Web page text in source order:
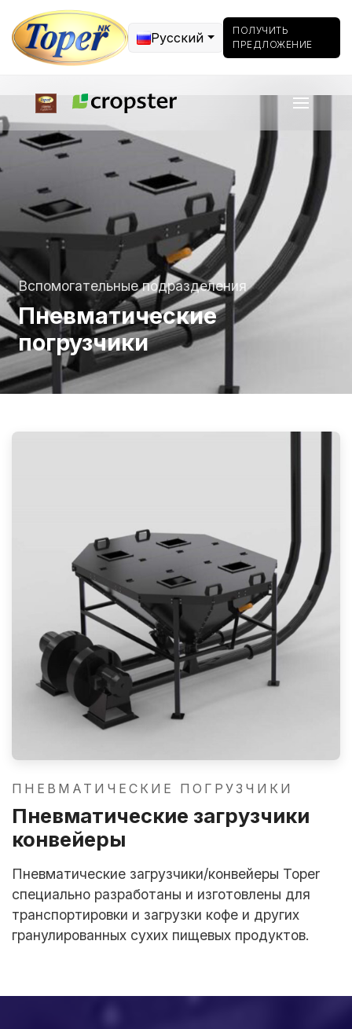
Русский
ПОЛУЧИТЬ
ПРЕДЛОЖЕНИЕ
Вспомогательные подразделения
Пневматические
погрузчики
ПНЕВМАТИЧЕСКИЕ ПОГРУЗЧИКИ
Пневматические загрузчики
конвейеры
Пневматические загрузчики/конвейеры Toper
специально разработаны и изготовлены для
транспортировки и загрузки кофе и других
гранулированных сухих пищевых продуктов.